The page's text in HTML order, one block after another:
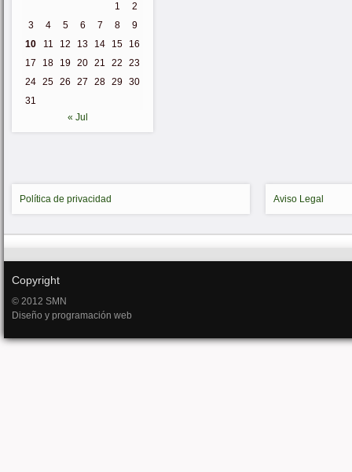
1
2
3
4 5 6 7 8
9
10
11 12 13 14 15
16
17
18 19 20 21 22
23
24 25 26 27 28 29 30
31
« Jul
Política de privacidad Aviso Legal
Copyright
© 2012 SMN
Diseño y programación web